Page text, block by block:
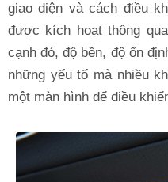
giao diện và cách điều
được kích hoạt thông
cạnh đó, độ bền, độ ổn
những yếu tố mà nhiều
một màn hình để điều